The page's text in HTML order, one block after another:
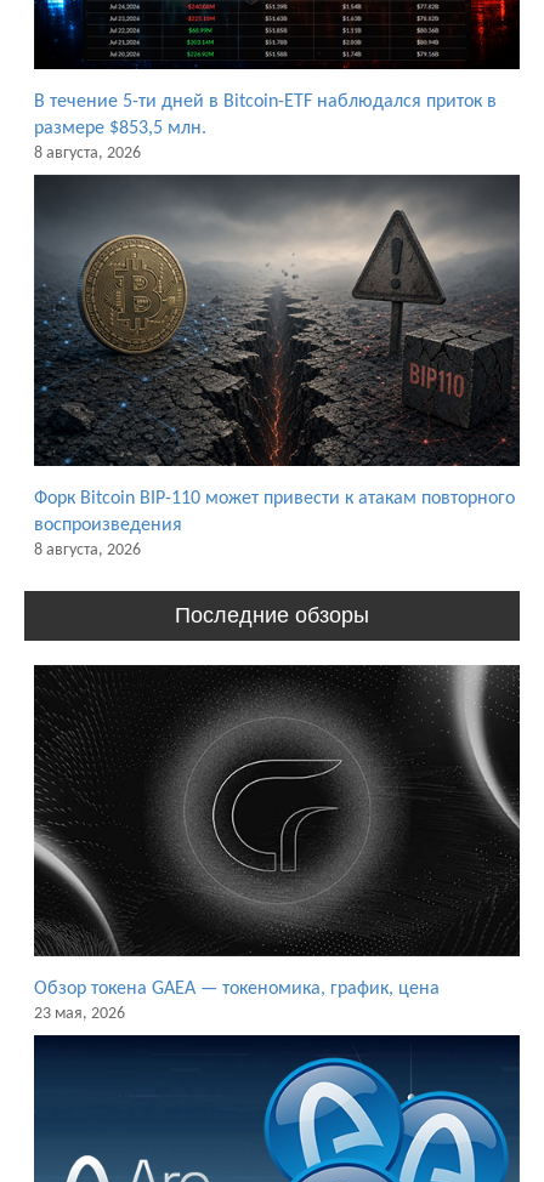
В течение 5-ти дней в Bitcoin-ETF наблюдался приток в
размере $853,5 млн.
8 августа, 2026
Форк Bitcoin BIP-110 может привести к атакам повторного
воспроизведения
8 августа, 2026
Последние обзоры
Обзор токена GAEA — токеномика, график, цена
23 мая, 2026